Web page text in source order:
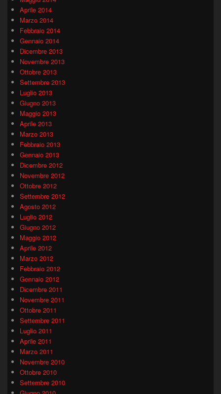
Aprile 2014
Marzo 2014
Febbraio 2014
Gennaio 2014
Dicembre 2013
Novembre 2013
Ottobre 2013
Settembre 2013
Luglio 2013
Giugno 2013
Maggio 2013
Aprile 2013
Marzo 2013
Febbraio 2013
Gennaio 2013
Dicembre 2012
Novembre 2012
Ottobre 2012
Settembre 2012
Agosto 2012
Luglio 2012
Giugno 2012
Maggio 2012
Aprile 2012
Marzo 2012
Febbraio 2012
Gennaio 2012
Dicembre 2011
Novembre 2011
Ottobre 2011
Settembre 2011
Luglio 2011
Aprile 2011
Marzo 2011
Novembre 2010
Ottobre 2010
Settembre 2010